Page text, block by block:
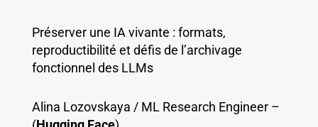
Préserver une IA vivante : formats,
reproductibilité et défis de l’archivage
fonctionnel des LLMs
Alina Lozovskaya / ML Research Engineer –